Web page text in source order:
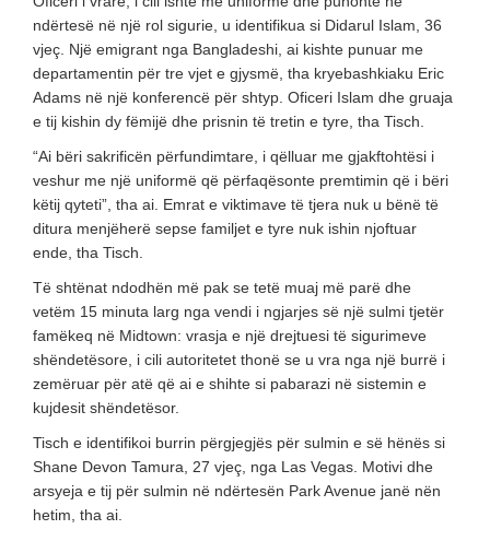
ndërtesë në një rol sigurie, u identifikua si Didarul Islam, 36
vjeç. Një emigrant nga Bangladeshi, ai kishte punuar me
departamentin për tre vjet e gjysmë, tha kryebashkiaku Eric
Adams në një konferencë për shtyp. Oficeri Islam dhe gruaja
e tij kishin dy fëmijë dhe prisnin të tretin e tyre, tha Tisch.
“Ai bëri sakrificën përfundimtare, i qëlluar me gjakftohtësi i
veshur me një uniformë që përfaqësonte premtimin që i bëri
këtij qyteti”, tha ai. Emrat e viktimave të tjera nuk u bënë të
ditura menjëherë sepse familjet e tyre nuk ishin njoftuar
ende, tha Tisch.
Të shtënat ndodhën më pak se tetë muaj më parë dhe
vetëm 15 minuta larg nga vendi i ngjarjes së një sulmi tjetër
famëkeq në Midtown: vrasja e një drejtuesi të sigurimeve
shëndetësore, i cili autoritetet thonë se u vra nga një burrë i
zemëruar për atë që ai e shihte si pabarazi në sistemin e
kujdesit shëndetësor.
Tisch e identifikoi burrin përgjegjës për sulmin e së hënës si
Shane Devon Tamura, 27 vjeç, nga Las Vegas. Motivi dhe
arsyeja e tij për sulmin në ndërtesën Park Avenue janë nën
hetim, tha ai.